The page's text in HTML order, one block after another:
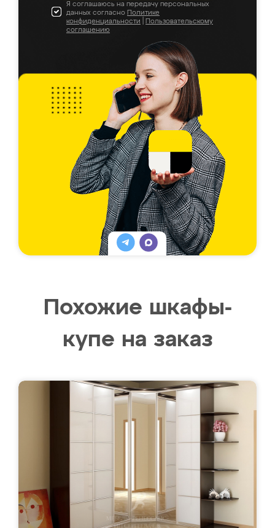
Я соглашаюсь на передачу персональных
данных согласно Политике
конфиденциальности
Пользовательскому
соглашению
Похожие шкафы-
купе на заказ